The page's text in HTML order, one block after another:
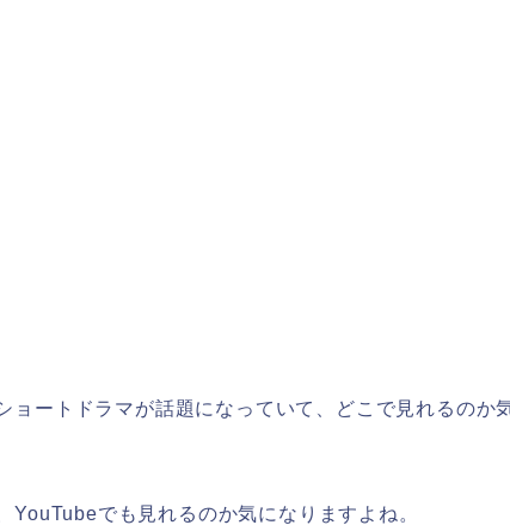
ョートドラマが話題になっていて、どこで見れるのか
YouTubeでも見れるのか気になりますよね。